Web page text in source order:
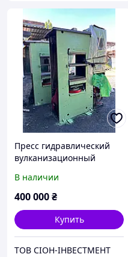
Пресс гидравлический
вулканизационный
2 эт
В наличии
400 000₴
Купить
ТОВ СІОН-ІНВЕСТМЕНТ